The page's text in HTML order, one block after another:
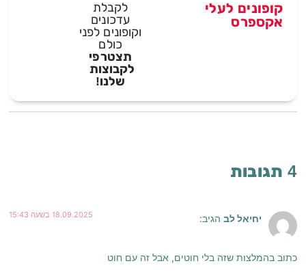
לקבלת
עדכונים
וקופונים לפני
כולם
תצטרפי
לקבוצות
שלנו!
קופונים לעלי
אקספרס
4 תגובות
יחיאל לב הגיב: 18.09.2025 בשעה 15:43
כתוב בהמלצות שזה בלי חוטים, אבל זה עם חוט